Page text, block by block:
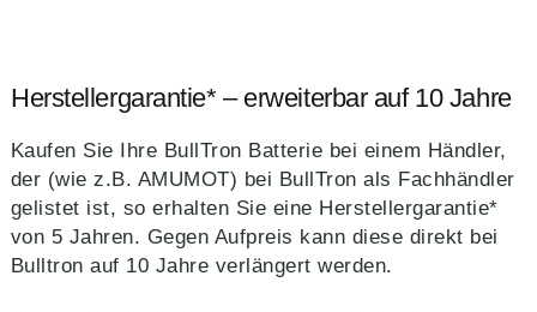
Herstellergarantie* – erweiterbar auf 10 Jahre
Kaufen Sie Ihre BullTron Batterie bei einem Händler,
der (wie z.B. AMUMOT) bei BullTron als Fachhändler
gelistet ist, so erhalten Sie eine Herstellergarantie*
von 5 Jahren. Gegen Aufpreis kann diese direkt bei
Bulltron auf 10 Jahre verlängert werden.